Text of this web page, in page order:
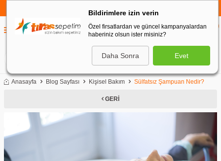
Anasayfa Blog Sayfası Kişisel Bakım Sülfatsız Şampuan Nedir?
GERI
Bildirimlere izin verin
Özel firsatlardan ve güncel kampanyalardan
haberiniz olsun ister misiniz?
Daha Sonra Evet